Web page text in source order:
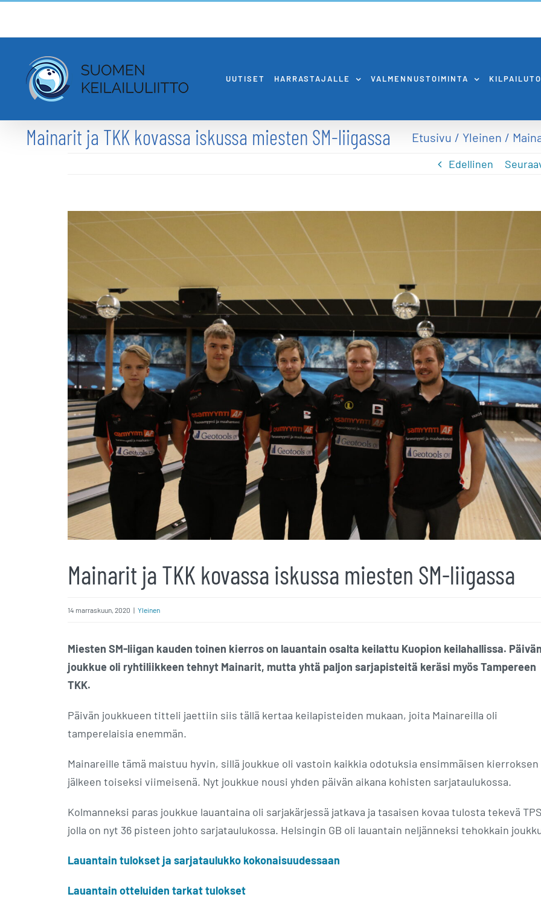
UUTISET HARRASTAJALLE VALMENNUSTOIMINTA
Mainarit ja TKK kovassa iskussa miesten SM-liigassa Etusivu Yleinen
Edellinen
Katso
kuvaa
isompana
Mainarit ja TKK kovassa iskussa miesten SM-liigassa
14 marraskuun, 2020 | Yleinen
Miesten SM-liigan kauden toinen kierros on lauantain osalta keilattu Kuopion keilahallissa.
joukkue oli ryhtiliikkeen tehnyt Mainarit, mutta yhtä paljon sarjapisteitä keräsi myös Tampereen
TKK.
Päivän joukkueen titteli jaettiin siis tällä kertaa keilapisteiden mukaan, joita Mainareilla oli
tamperelaisia enemmän.
Mainareille tämä maistuu hyvin, sillä joukkue oli vastoin kaikkia odotuksia ensimmäisen kierroksen
jälkeen toiseksi viimeisenä. Nyt joukkue nousi yhden päivän aikana kohisten sarjataulukossa.
Kolmanneksi paras joukkue lauantaina oli sarjakärjessä jatkava ja tasaisen kovaa tulosta tekevä
jolla on nyt 36 pisteen johto sarjataulukossa. Helsingin GB oli lauantain neljänneksi tehokkain
Lauantain tulokset ja sarjataulukko kokonaisuudessaan
Lauantain otteluiden tarkat tulokset